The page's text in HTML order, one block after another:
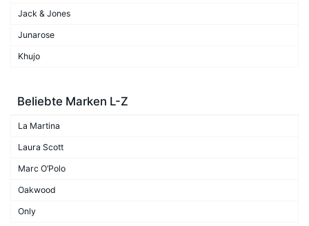
Jack & Jones
Junarose
Khujo
Beliebte Marken L-Z
La Martina
Laura Scott
Marc O’Polo
Oakwood
Only